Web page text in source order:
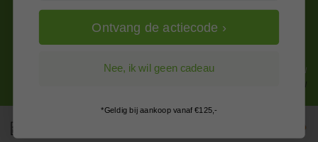
Alle prijzen zijn in EURO en excl. 21% BTW
wijzig naar incl. BTW
Ontvang de actiecode ›
Nee, ik wil geen cadeau
*Geldig bij aankoop vanaf €125,-